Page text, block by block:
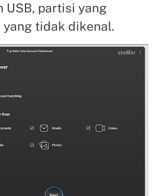
USB, partisi yang
tidak dikenal.